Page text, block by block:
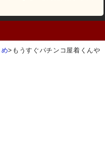
め> もうすぐパチンコ屋着くんや